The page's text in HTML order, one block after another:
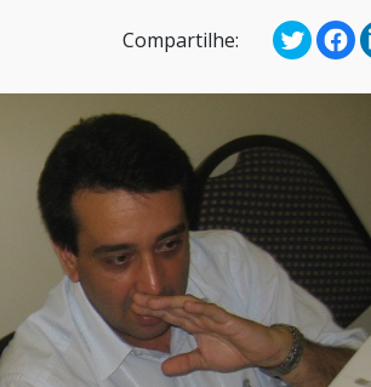
Compartilhe: